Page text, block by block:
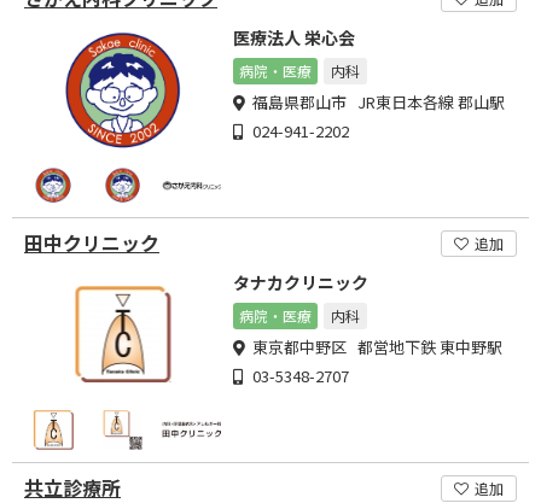
医療法人 栄心会
病院・医療 内科
福島県郡山市 JR東日本各線 郡山駅
024-941-2202
田中クリニック 追加
タナカクリニック
病院・医療 内科
東京都中野区 都営地下鉄 東中野駅
03-5348-2707
共立診療所 追加